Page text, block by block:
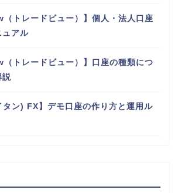
（トレードビュー）】個人・法人口座
ュアル
（トレードビュー）】口座の種類につ
説
タン) FX】デモ口座の作り方と運用ル